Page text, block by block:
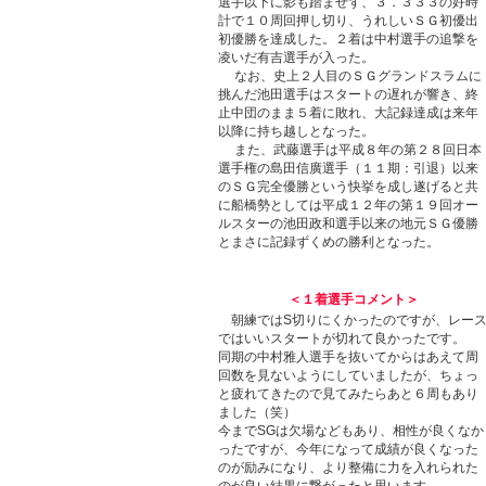
計で１０周回押し切り、うれしいＳＧ初優出
初優勝を達成した。２着は中村選手の追撃を
凌いだ有吉選手が入った。
なお、史上２人目のＳＧグランドスラムに
挑んだ池田選手はスタートの遅れが響き、終
止中団のまま５着に敗れ、大記録達成は来年
以降に持ち越しとなった。
また、武藤選手は平成８年の第２８回日本
選手権の島田信廣選手（１１期：引退）以来
のＳＧ完全優勝という快挙を成し遂げると共
に船橋勢としては平成１２年の第１９回オー
ルスターの池田政和選手以来の地元ＳＧ優勝
とまさに記録ずくめの勝利となった。
＜１着選手コメント＞
朝練ではS切りにくかったのですが、レース
ではいいスタートが切れて良かったです。
同期の中村雅人選手を抜いてからはあえて周
回数を見ないようにしていましたが、ちょっ
と疲れてきたので見てみたらあと６周もあり
ました（笑）
今までSGは欠場などもあり、相性が良くなか
ったですが、今年になって成績が良くなった
のが励みになり、より整備に力を入れられた